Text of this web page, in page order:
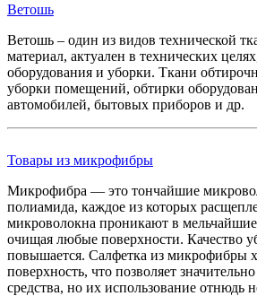
Ветошь
Ветошь – один из видов технической
материал, актуален в технических
оборудования и уборки. Ткани
уборки помещений, обтирки
автомобилей, бытовых приборов и др.
Товары из микрофибры
Микрофибра — это тончайшие
полиамида, каждое из которых
микроволокна проникают в
очищая любые поверхности. Качество
повышается. Салфетка из микрофибры
поверхность, что позволяет
средства, но их использование отнюдь